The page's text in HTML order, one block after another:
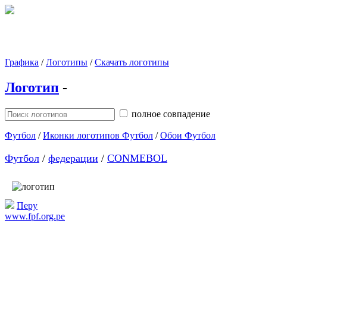
Графика /Логотипы /Скачать логотипы
Логотип -
полное совпадение
Футбол /Иконки логотипов Футбол /Обои Футбол
Футбол / федерации / CONMEBOL
Перу
www.fpf.org.pe